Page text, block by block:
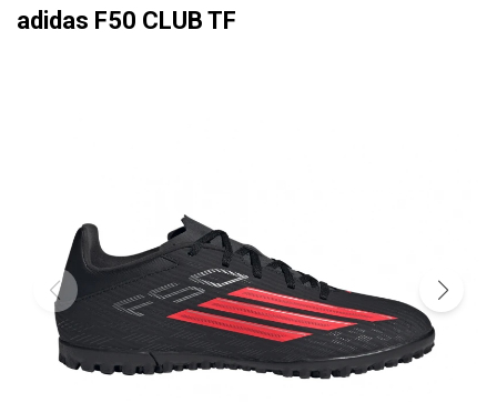
adidas F50 CLUB TF